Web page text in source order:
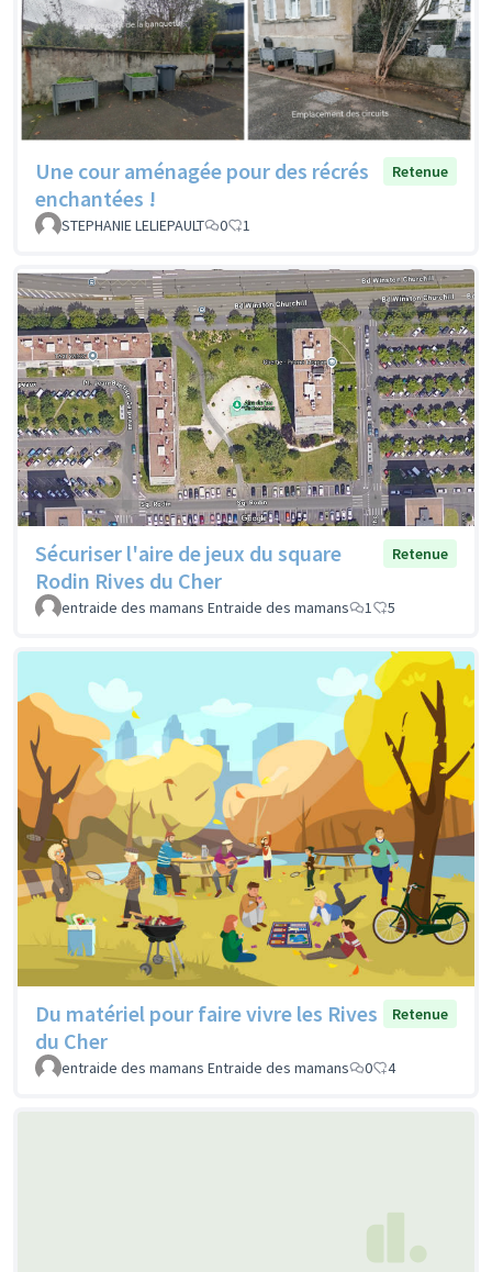
Une cour aménagée pour des récrés
enchantées !
Retenue
STEPHANIE LELIEPAULT 0 1
Sécuriser l'aire de jeux du square
Rodin Rives du Cher
Retenue
entraide des mamans Entraide des mamans 1 5
Du matériel pour faire vivre les Rives
du Cher
Retenue
entraide des mamans Entraide des mamans 0 4